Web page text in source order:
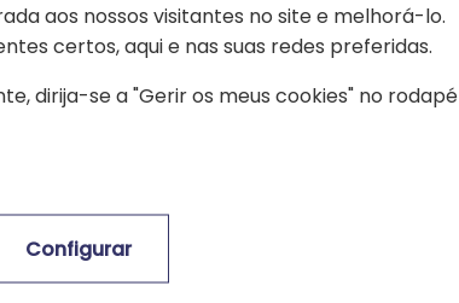
aos nossos visitantes no site e melhorá-lo.
certos, aqui e nas suas redes preferidas.
dirija-se a "Gerir os meus cookies" no rodapé
Configurar